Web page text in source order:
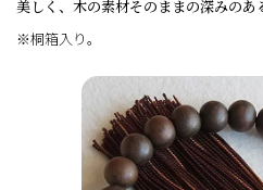
美しく、木の素材そのままの深みのあ
※桐箱入り。